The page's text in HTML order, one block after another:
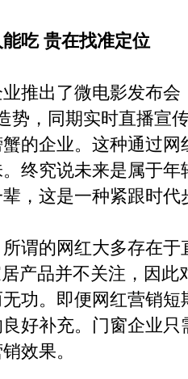
吃 贵在找准定位
推出了微电影发布
势，同期实时直播宣
的企业。这种通过
终究说未来是属于
，这是一种紧跟时代
谓的网红大多存在
产品并不关注，因
功。即便网红营销
好补充。门窗企业
效果。